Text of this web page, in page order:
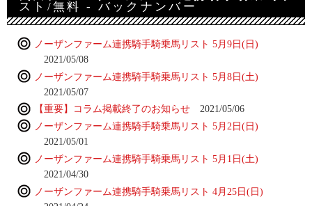
スト/無料 - バックナンバー
ノーザンファーム連携騎手騎乗馬リスト 5月9日(日)
2021/05/08
ノーザンファーム連携騎手騎乗馬リスト 5月8日(土)
2021/05/07
【重要】コラム掲載終了のお知らせ
2021/05/06
ノーザンファーム連携騎手騎乗馬リスト 5月2日(日)
2021/05/01
ノーザンファーム連携騎手騎乗馬リスト 5月1日(土)
2021/04/30
ノーザンファーム連携騎手騎乗馬リスト 4月25日(日)